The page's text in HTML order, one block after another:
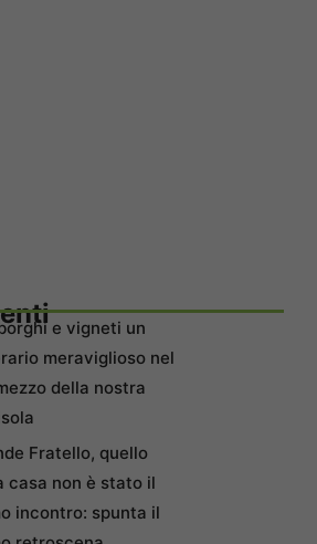
e vigneti un
meraviglioso nel
della nostra
Fratello, quello
casa non è stato il
incontro: spunta il